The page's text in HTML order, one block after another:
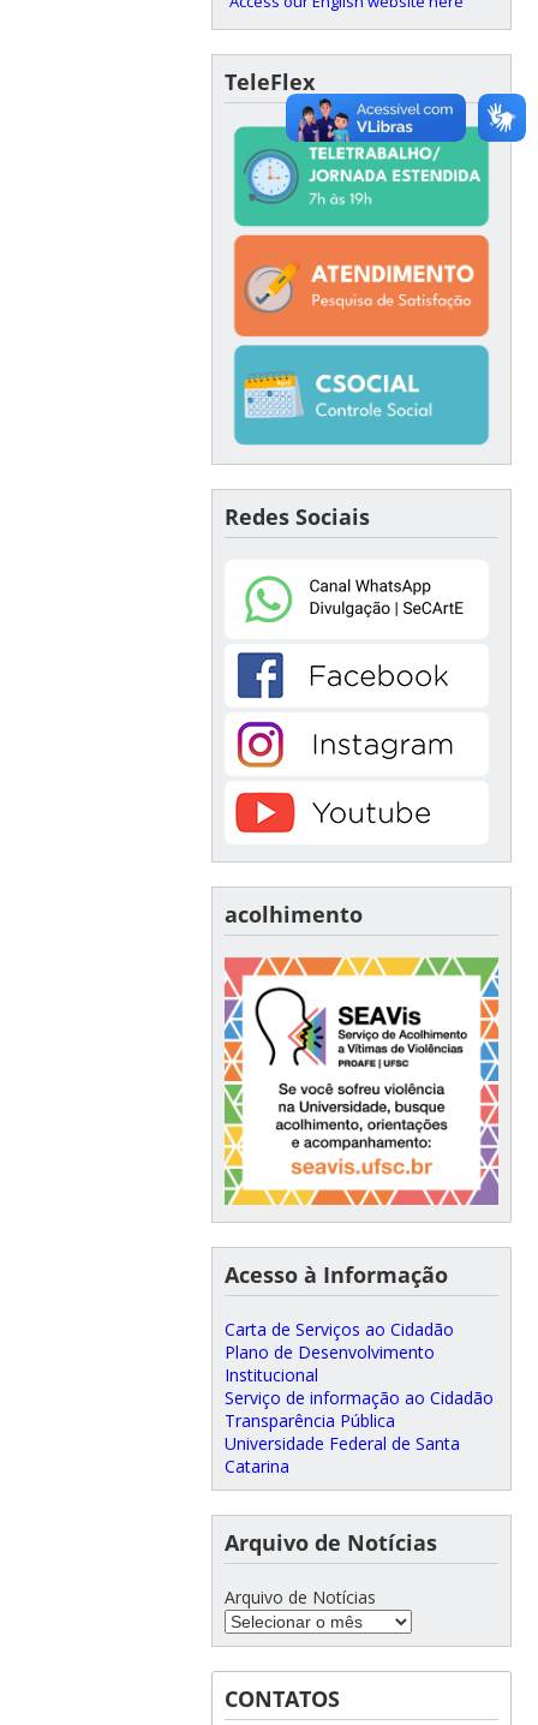
TeleFlex
Redes Sociais
acolhimento
Acesso à Informação
Carta de Serviços ao Cidadão
Plano de Desenvolvimento
Institucional
Serviço de informação ao Cidadão
Transparência Pública
Universidade Federal de Santa
Catarina
Arquivo de Notícias
Arquivo de Notícias
CONTATOS